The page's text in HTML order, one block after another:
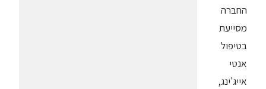
החברה
מסייעת
בטיפול
אנטי
אייג'ינג,